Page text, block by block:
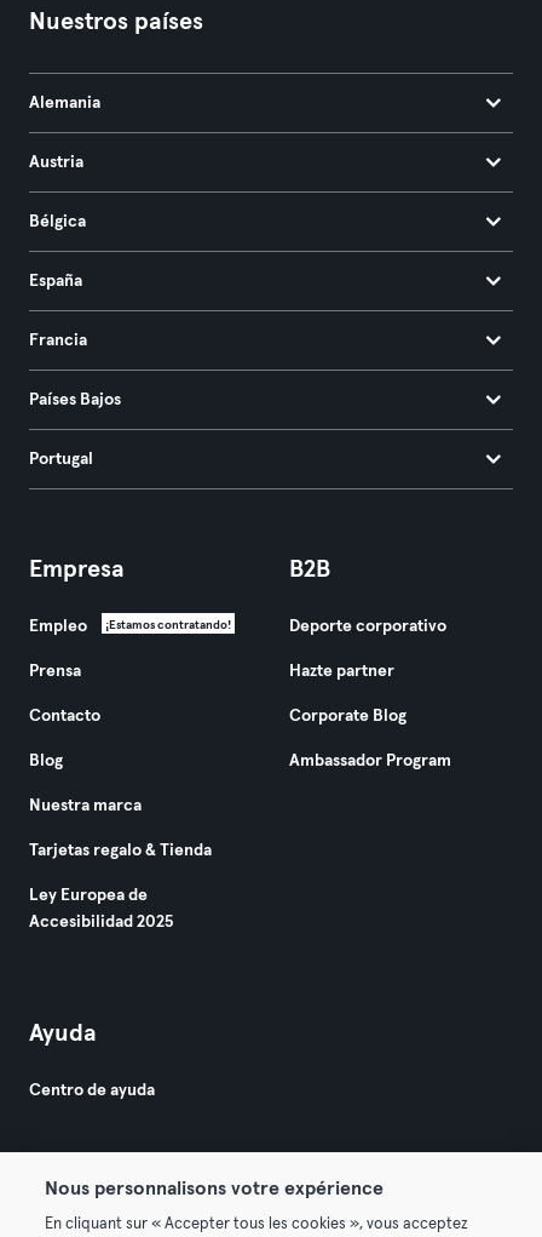
Nuestros países
Alemania
Austria
Bélgica
España
Francia
Países Bajos
Portugal
Empresa
Empleo ¡Estamos contratando!
Prensa
Contacto
Blog
Nuestra marca
Tarjetas regalo & Tienda
Ley Europea de
Accesibilidad 2025
B2B
Deporte corporativo
Hazte partner
Corporate Blog
Ambassador Program
Ayuda
Centro de ayuda
Nous personnalisons votre expérience
En cliquant sur « Accepter tous les cookies », vous acceptez